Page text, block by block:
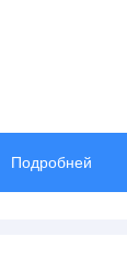
Подробней